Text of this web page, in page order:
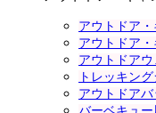
アウトドア
アウトドア
アウトドアウ
トレッキン
アウトドアバ